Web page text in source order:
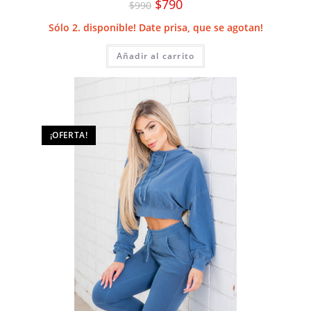
$990 precio
original
era:
$790precio
es:
Sólo 2. disponible! Date prisa, que se agotan!
Añadir al carrito
¡OFERTA!